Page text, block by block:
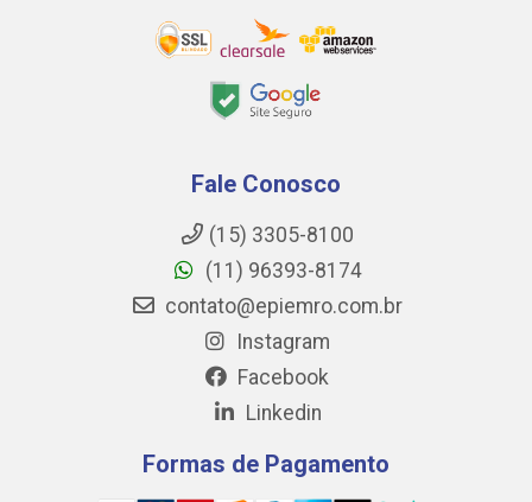
Fale Conosco
(15) 3305-8100
(11) 96393-8174
contato@epiemro.com.br
Instagram
Facebook
Linkedin
Formas de Pagamento